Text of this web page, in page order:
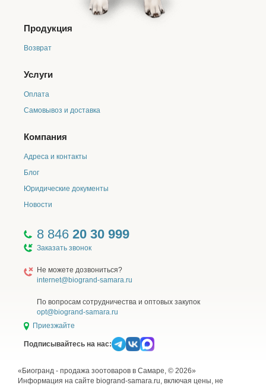
Продукция
Возврат
Услуги
Оплата
Самовывоз и доставка
Компания
Адреса и контакты
Блог
Юридические документы
Новости
8 846 20 30 999
Заказать звонок
Не можете дозвониться?
internet@biogrand-samara.ru
По вопросам сотрудничества и оптовых закупок
opt@biogrand-samara.ru
Приезжайте
Подписывайтесь на нас:
«Биогранд - продажа зоотоваров в Самаре, © 2026»
Информация на сайте biogrand-samara.ru, включая цены, не